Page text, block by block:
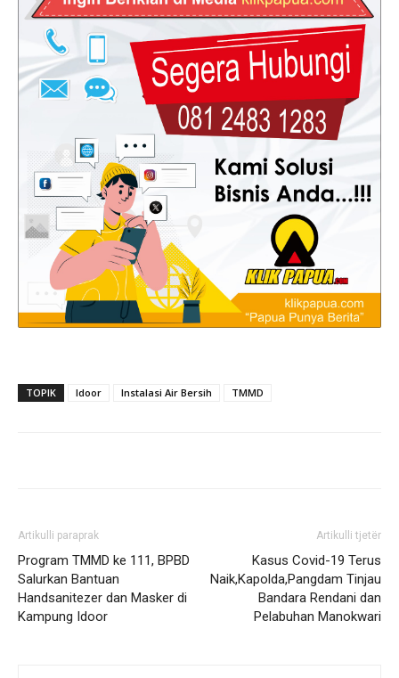
TOPIK Idoor Instalasi Air Bersih TMMD
Artikulli paraprak
Program TMMD ke 111, BPBD
Salurkan Bantuan
Handsanitezer dan Masker di
Kampung Idoor
Artikulli tjetër
Kasus Covid-19 Terus
Naik,Kapolda,Pangdam Tinjau
Bandara Rendani dan
Pelabuhan Manokwari